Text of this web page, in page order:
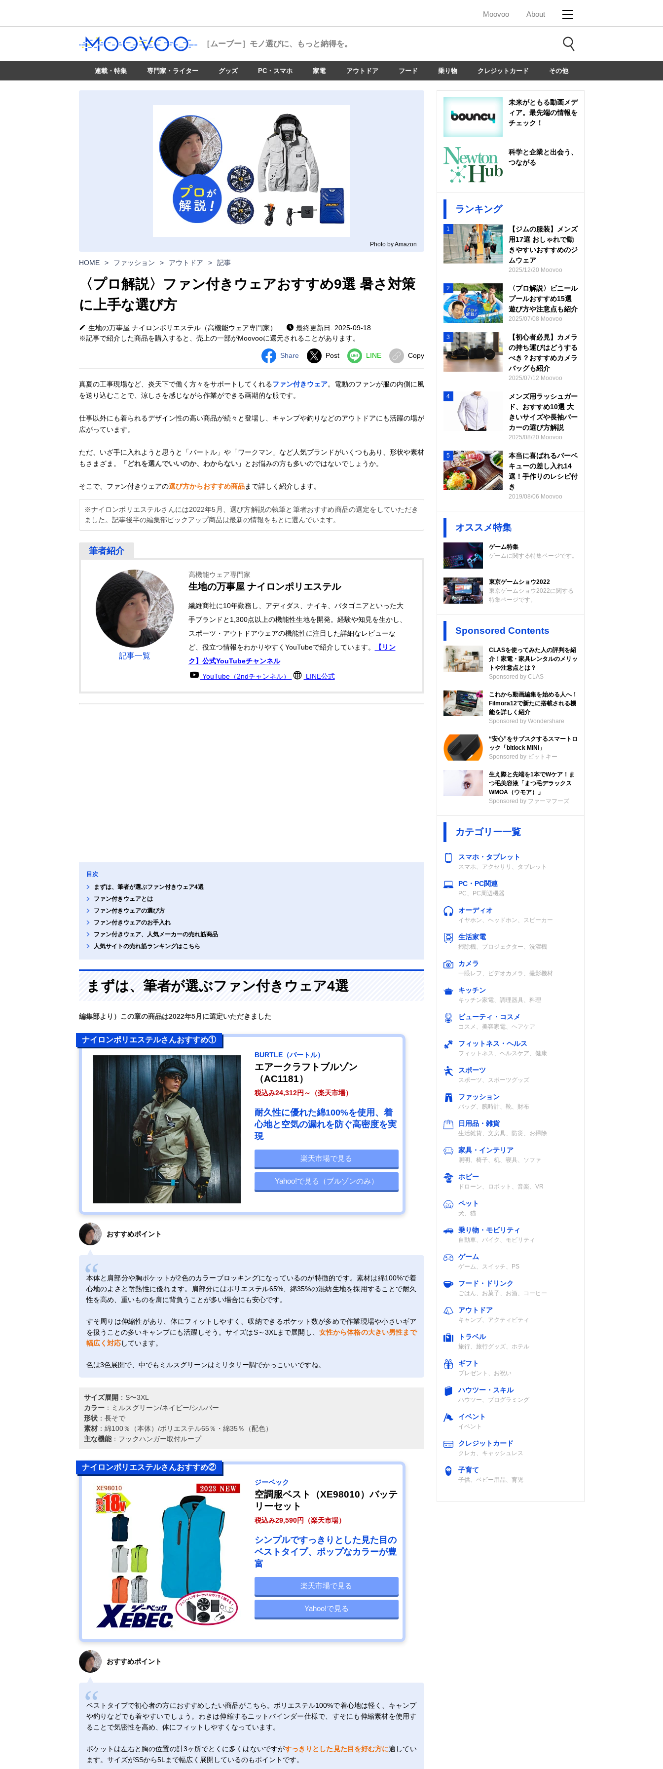
Moovoo About
［ムーブー］ モノ選びに、もっと納得を。
連載・特集 専門家・ライター グッズ PC・スマホ 家電 アウトドア フード 乗り物 クレジットカード その他
Photo by Amazon
HOME > ファッション > アウトドア > 記事
〈プロ解説〉ファン付きウェアおすすめ9選 暑さ対策
に上手な選び方
生地の万事屋 ナイロンポリエステル（高機能ウェア専門家）
最終更新日: 2025-09-18
※記事で紹介した商品を購入すると、売上の一部がMoovooに還元されることがあります。
Share Post LINE Copy
真夏の工事現場など、炎天下で働く方々をサポートしてくれるファン付きウェア。電動のファンが服の内側に風
を送り込むことで、涼しさを感じながら作業ができる画期的な服です。
仕事以外にも着られるデザイン性の高い商品が続々と登場し、キャンプや釣りなどのアウトドアにも活躍の場が
広がっています。
ただ、いざ手に入れようと思うと「バートル」や「ワークマン」など人気ブランドがいくつもあり、形状や素材
もさまざま。
「どれを選んでいいのか、わからない」 とお悩みの方も多いのではないでしょうか。
そこで、ファン付きウェアの選び方からおすすめ商品まで詳しく紹介します。
※ナイロンポリエステルさんには2022年5月、選び方解説の執筆と筆者おすすめ商品の選定をしていただき
ました。記事後半の編集部ピックアップ商品は最新の情報をもとに選んでいます。
記事一覧
高機能ウェア専門家
生地の万事屋 ナイロンポリエステル
繊維商社に10年勤務し、アディダス、ナイキ、パタゴニアといった大
手ブランドと1,300点以上の機能性生地を開発。経験や知見を生かし、
スポーツ・アウトドアウェアの機能性に注目した詳細なレビューな
ど、役立つ情報をわかりやすくYouTubeで紹介しています。
【リン
ク】公式YouTubeチャンネル
YouTube（2ndチャンネル）
LINE公式
目次
まずは、筆者が選ぶファン付きウェア4選
ファン付きウェアとは
ファン付きウェアの選び方
ファン付きウェアのお手入れ
ファン付きウェア、人気メーカーの売れ筋商品
人気サイトの売れ筋ランキングはこちら
まずは、筆者が選ぶファン付きウェア4選
編集部より）この章の商品は2022年5月に選定いただきました
ナイロンポリエステルさんおすすめ①
BURTLE（バートル）
エアークラフトブルゾン
（AC1181）
税込み24,312円～（楽天市場）
耐久性に優れた綿100%を使用、着
心地と空気の漏れを防ぐ高密度を実
現
楽天市場で見る
Yahoo!で見る（ブルゾンのみ）
おすすめポイント
本体と肩部分や胸ポケットが2色のカラーブロッキングになっているのが特徴的です。素材は綿100%で着
心地のよさと耐熱性に優れます。肩部分にはポリエステル65%、綿35%の混紡生地を採用することで耐久
性を高め、重いものを肩に背負うことが多い場合にも安心です。
すそ周りは伸縮性があり、体にフィットしやすく、収納できるポケット数が多めで作業現場や小さいギア
を扱うことの多いキャンプにも活躍しそう。サイズはS～3XLまで展開し、 女性から体格の大きい男性まで
幅広く対応しています。
色は3色展開で、中でもミルスグリーンはミリタリー調でかっこいいですね。
サイズ展開 ：S〜3XL
カラー：ミルスグリーン/ネイビー/シルバー
形状：長そで
素材：綿100％（本体）/ポリエステル65％・綿35％（配色）
主な機能：フックハンガー取付ループ
ナイロンポリエステルさんおすすめ②
ジーベック
空調服ベスト（XE98010）バッテ
リーセット
税込み29,590円（楽天市場）
シンプルですっきりとした見た目の
ベストタイプ、ポップなカラーが豊
富
楽天市場で見る
Yahoo!で見る
おすすめポイント
ベストタイプで初心者の方におすすめしたい商品がこちら。ポリエステル100%で着心地は軽く、キャンプ
や釣りなどでも着やすいでしょう。わきは伸縮するニットバインダー仕様で、すそにも伸縮素材を使用す
ることで気密性を高め、体にフィットしやすくなっています。
ポケットは左右と胸の位置の計3ヶ所でとくに多くはないですがすっきりとした見た目を好む方に適してい
ます。サイズがSSから5Lまで幅広く展開しているのもポイントです。
未来がともる動画メデ
ィア。最先端の情報を
チェック！
科学と企業と出会う、
つながる
ランキング
1
【ジムの服装】メンズ
用17選 おしゃれで動
きやすいおすすめのジ
ムウェア
2025/12/20 Moovoo
2
〈プロ解説〉ビニール
プールおすすめ15選
遊び方や注意点も紹介
2025/07/08 Moovoo
3
【初心者必見】カメラ
の持ち運びはどうする
べき？おすすめカメラ
バッグも紹介
2025/07/12 Moovoo
4
メンズ用ラッシュガー
ド、おすすめ10選 大
きいサイズや長袖パー
カーの選び方解説
2025/08/20 Moovoo
5
本当に喜ばれるバーベ
キューの差し入れ14
選！手作りのレシピ付
き
2019/08/06 Moovoo
オススメ特集
ゲーム特集
ゲームに関する特集ページです。
東京ゲームショウ2022
東京ゲームショウ2022に関する
特集ページです。
Sponsored Contents
CLASを使ってみた人の評判を紹
介！家電・家具レンタルのメリッ
トや注意点とは？
Sponsored by CLAS
これから動画編集を始める人へ！
Filmora12で新たに搭載される機
能を詳しく紹介
Sponsored by Wondershare
“安心”をサブスクするスマートロ
ック「bitlock MINI」
Sponsored by ビットキー
生え際と先端を1本でWケア！ま
つ毛美容液「まつ毛デラックス
WMOA（ウモア）」
Sponsored by ファーマフーズ
カテゴリー一覧
スマホ・タブレット
スマホ、アクセサリ、タブレット
PC・PC関連
PC、PC周辺機器
オーディオ
イヤホン、ヘッドホン、スピーカー
生活家電
掃除機、プロジェクター、洗濯機
カメラ
一眼レフ、ビデオカメラ、撮影機材
キッチン
キッチン家電、調理器具、料理
ビューティ・コスメ
コスメ、美容家電、ヘアケア
フィットネス・ヘルス
フィットネス、ヘルスケア、健康
スポーツ
スポーツ、スポーツグッズ
ファッション
バッグ、腕時計、靴、財布
日用品・雑貨
生活雑貨、文房具、防災、お掃除
家具・インテリア
照明、椅子、机、寝具、ソファ
ホビー
ドローン、ロボット、音楽、VR
ペット
犬、猫
乗り物・モビリティ
自動車、バイク、モビリティ
ゲーム
ゲーム、スイッチ、PS
フード・ドリンク
ごはん、お菓子、お酒、コーヒー
アウトドア
キャンプ、アクティビティ
トラベル
旅行、旅行グッズ、ホテル
ギフト
プレゼント、お祝い
ハウツー・スキル
ハウツー、プログラミング
イベント
イベント
クレジットカード
クレカ、キャッシュレス
子育て
子供、ベビー用品、育児